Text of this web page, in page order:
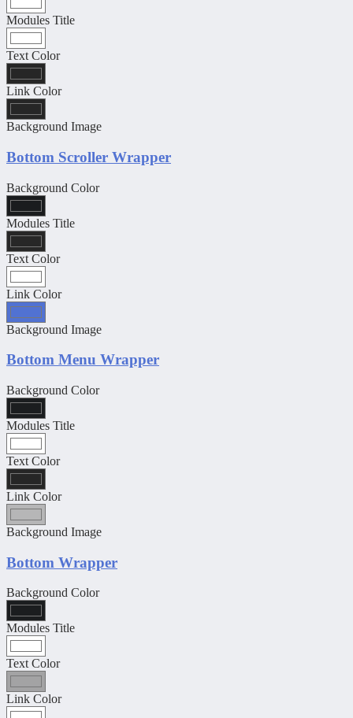
Modules Title
Text Color
Link Color
Background Image
Bottom Scroller Wrapper
Background Color
Modules Title
Text Color
Link Color
Background Image
Bottom Menu Wrapper
Background Color
Modules Title
Text Color
Link Color
Background Image
Bottom Wrapper
Background Color
Modules Title
Text Color
Link Color